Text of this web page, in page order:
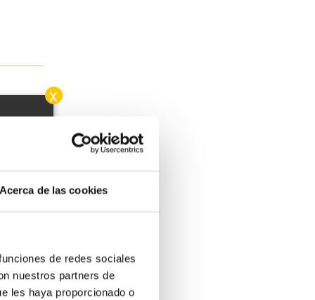
Acerca de las cookies
de redes sociales
nuestros partners de
les haya proporcionado o
x